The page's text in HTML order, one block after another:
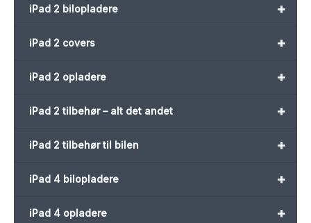
+
iPad 2 bilopladere
+
iPad 2 covers
+
iPad 2 opladere
+
iPad 2 tilbehør – alt det andet
+
iPad 2 tilbehør til bilen
+
iPad 4 bilopladere
+
iPad 4 opladere